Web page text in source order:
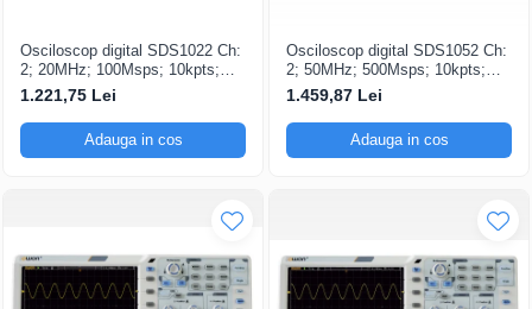
Osciloscop digital SDS1022 Ch:
2; 20MHz; 100Msps; 10kpts;
LCD 7"S; 15W care dispune de
Triggering avansat
1.221,75 Lei
Adauga in cos
Osciloscop digital SDS1052 Ch:
2; 50MHz; 500Msps; 10kpts;
LCD 7"S; ≤7ns avand
1.459,87 Lei
Adauga in cos